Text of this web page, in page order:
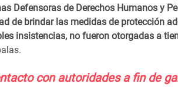
Defensoras de Derechos Humanos y
de brindar las medidas de protección
insistencias, no fueron otorgadas a
con autoridades a fin de